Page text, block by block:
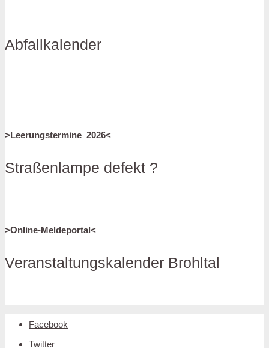
Abfallkalender
>Leerungstermine_2026<
Straßenlampe defekt ?
>Online-Meldeportal<
Veranstaltungskalender Brohltal
Facebook
Twitter